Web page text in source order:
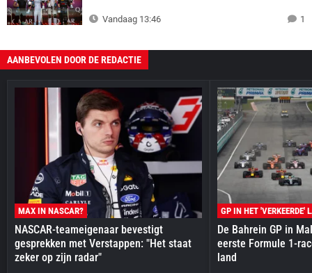
Vandaag 13:46 1
AANBEVOLEN DOOR DE REDACTIE
MAX IN NASCAR?
NASCAR-teameigenaar bevestigt
gesprekken met Verstappen: "Het staat
zeker op zijn radar"
GP IN HET 'VERKEERDE'
De Bahrein GP in
eerste Formule 1-
land